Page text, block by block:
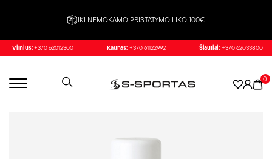
IKI NEMOKAMO PRISTATYMO LIKO 100€
Vilnius: +370 62012300 Kaunas: +370 61122992 Šiauliai: +370 62033800
0